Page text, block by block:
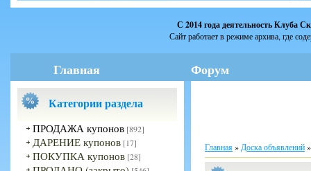
С 2014 года деятельность Клуба
Сайт работает в режиме архива, где
Главная Форум
Категории раздела
ПРОДАЖА купонов [892]
ДАРЕНИЕ купонов [17]
ПОКУПКА купонов [28]
Главная» Доска объявлений